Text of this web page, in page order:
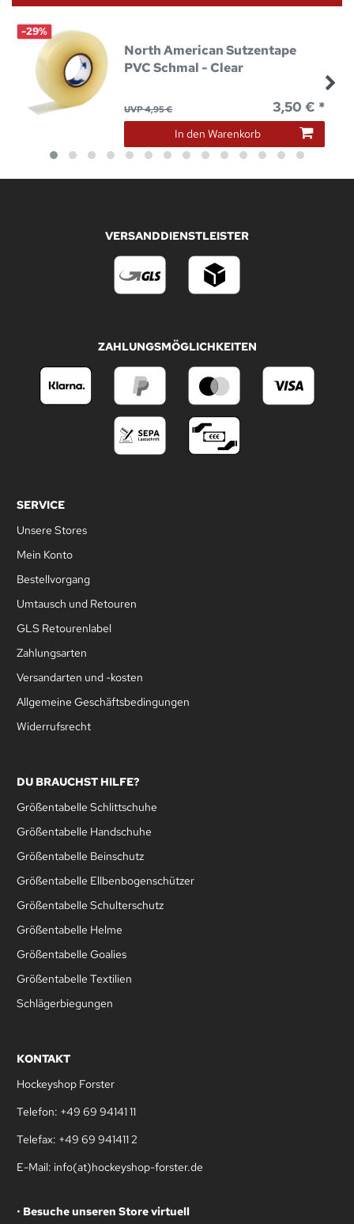
-29%
North American Sutzentape
PVC Schmal - Clear
UVP 4,95 € 3,50 € *
In den Warenkorb
VERSANDDIENSTLEISTER
ZAHLUNGSMÖGLICHKEITEN
SERVICE
Unsere Stores
Mein Konto
Bestellvorgang
Umtausch und Retouren
GLS Retourenlabel
Zahlungsarten
Versandarten und -kosten
Allgemeine Geschäftsbedingungen
Widerrufsrecht
DU BRAUCHST HILFE?
Größentabelle Schlittschuhe
Größentabelle Handschuhe
Größentabelle Beinschutz
Größentabelle Ellbenbogenschützer
Größentabelle Schulterschutz
Größentabelle Helme
Größentabelle Goalies
Größentabelle Textilien
Schlägerbiegungen
KONTAKT
Hockeyshop Forster
Telefon: +49 69 94141 11
Telefax: +49 69 941411 2
E-Mail: info(at)hockeyshop-forster.de
• Besuche unseren Store virtuell